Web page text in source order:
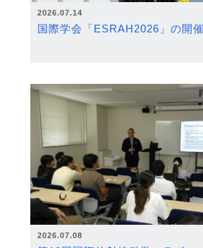
2026.07.14
国際学会「ESRAH2026」の開
2026.07.08